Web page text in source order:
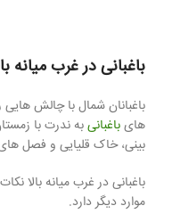
باغبانی در غرب میانه
باغبانان شمال با چالش
هایباغبانیبه ندرت با
بینی، خاک قلیایی و فصل
باغبانی در غرب میانه بالا
موارد دیگر دارد.